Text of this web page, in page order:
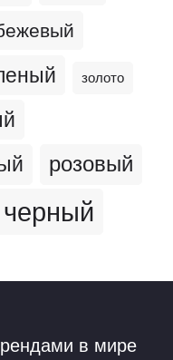
золото
розовый
черный
в мире